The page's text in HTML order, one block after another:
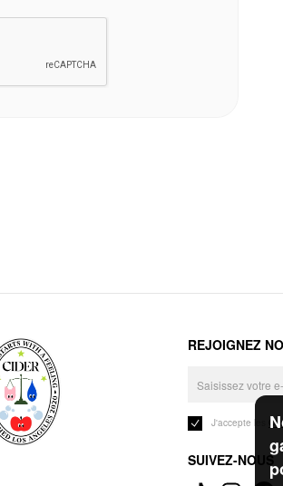
REJOIGNEZ
J'accepte les
SUIVEZ-NOUS